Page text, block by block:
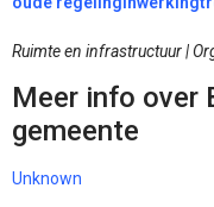
Ruimte en infrastructuur |
Meer info over
gemeente
Unknown